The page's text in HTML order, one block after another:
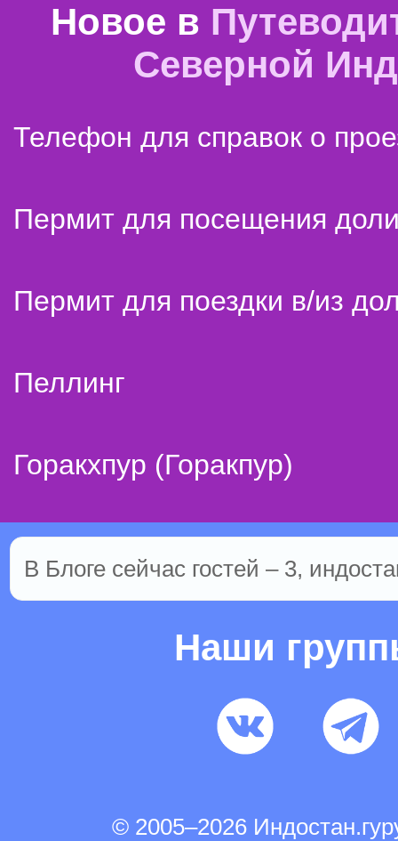
Новое в
Северной
Телефон для справок о
Пермит для посещения
Пермит для поездки в/из
Пеллинг
Горакхпур (Горакпур)
В Блоге сейчас гостей – 3,
Наши
© 2005–2026